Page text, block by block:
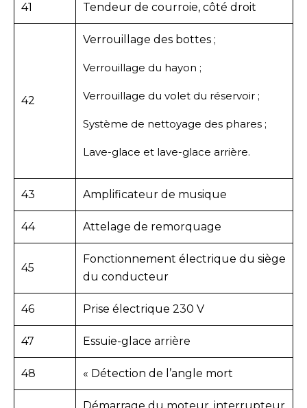
41 Tendeur de courroie, côté droit
42
Verrouillage des bottes ;
Verrouillage du hayon ;
Verrouillage du volet du réservoir ;
Système de nettoyage des phares ;
Lave-glace et lave-glace arrière.
43 Amplificateur de musique
44 Attelage de remorquage
45
Fonctionnement électrique du siège
du conducteur
46 Prise électrique 230 V
47 Essuie-glace arrière
48 « Détection de l’angle mort